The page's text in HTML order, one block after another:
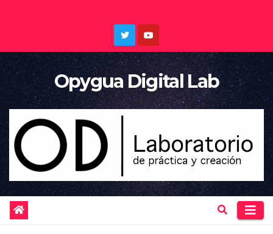
Opygua Digital Lab